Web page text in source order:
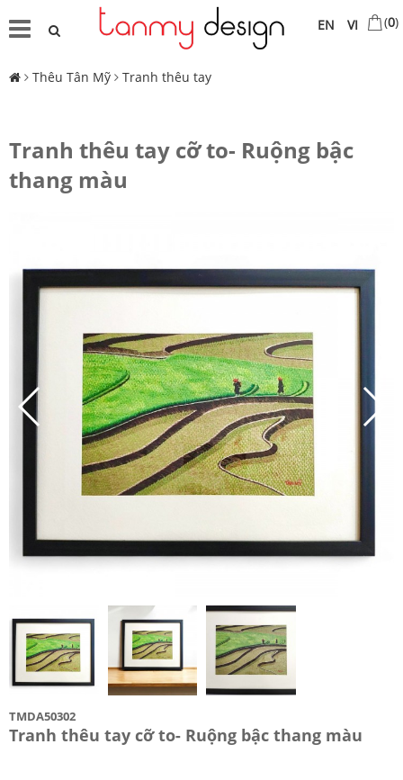
VI
EN (0)
Thêu Tân Mỹ Tranh thêu tay
Tranh thêu tay cỡ to- Ruộng bậc
thang màu
TMDA50302
Tranh thêu tay cỡ to- Ruộng bậc thang màu